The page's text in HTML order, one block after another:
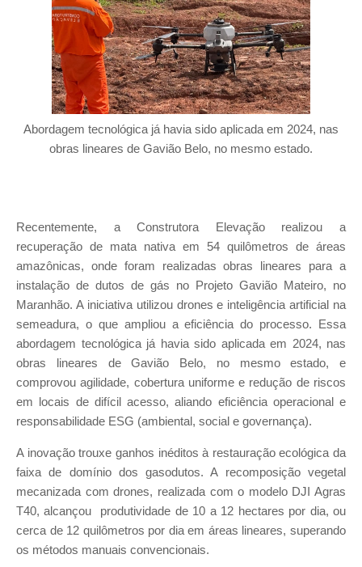
Abordagem tecnológica já havia sido aplicada em 2024, nas
obras lineares de Gavião Belo, no mesmo estado.
Recentemente, a Construtora Elevação realizou a
recuperação de mata nativa em 54 quilômetros de áreas
amazônicas, onde foram realizadas obras lineares para a
instalação de dutos de gás no Projeto Gavião Mateiro, no
Maranhão. A iniciativa utilizou drones e inteligência artificial na
semeadura, o que ampliou a eficiência do processo. Essa
abordagem tecnológica já havia sido aplicada em 2024, nas
obras lineares de Gavião Belo, no mesmo estado, e
comprovou agilidade, cobertura uniforme e redução de riscos
em locais de difícil acesso, aliando eficiência operacional e
responsabilidade ESG (ambiental, social e governança).
A inovação trouxe ganhos inéditos à restauração ecológica da
faixa de domínio dos gasodutos. A recomposição vegetal
mecanizada com drones, realizada com o modelo DJI Agras
T40, alcançou produtividade de 10 a 12 hectares por dia, ou
cerca de 12 quilômetros por dia em áreas lineares, superando
os métodos manuais convencionais.